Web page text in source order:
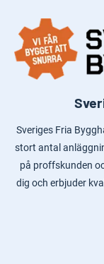
Sveriges Fria
stort antal
på proffskunden
dig och erbjuder